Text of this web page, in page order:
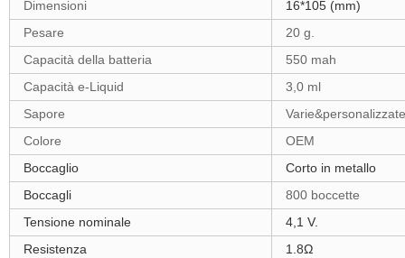
Dimensioni
16*105 (mm)
Pesare
20 g.
Capacità della batteria
550 mah
Capacità e-Liquid
3,0 ml
Sapore
Varie&personalizzate
Colore
OEM
Boccaglio
Corto in metallo
Boccagli
800 boccette
Tensione nominale
4,1 V.
Resistenza
1.8Ω